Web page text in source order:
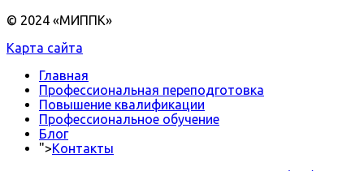
© 2024 «МИППК»
Карта сайта
Главная
Профессиональная переподготовка
Повышение квалификации
Профессиональное обучение
Блог
">Контакты